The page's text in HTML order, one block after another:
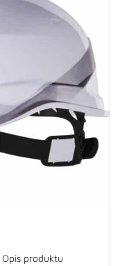
Opis produktu